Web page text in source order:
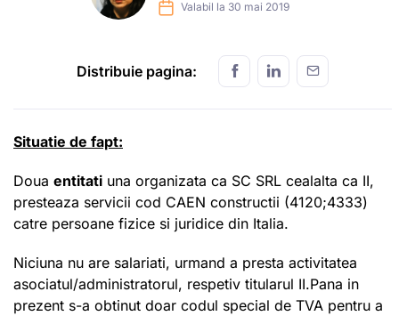
Valabil la 30 mai 2019
Distribuie pagina:
Situatie de fapt:
Doua entitati una organizata ca SC SRL cealalta ca II,
presteaza servicii cod CAEN constructii (4120;4333)
catre persoane fizice si juridice din Italia.
Niciuna nu are salariati, urmand a presta activitatea
asociatul/administratorul, respetiv titularul II.Pana in
prezent s-a obtinut doar codul special de TVA pentru a